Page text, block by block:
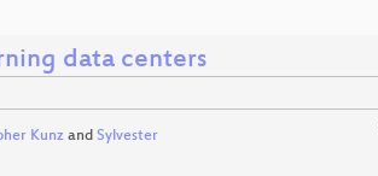
data centers
Kunzand Sylvester